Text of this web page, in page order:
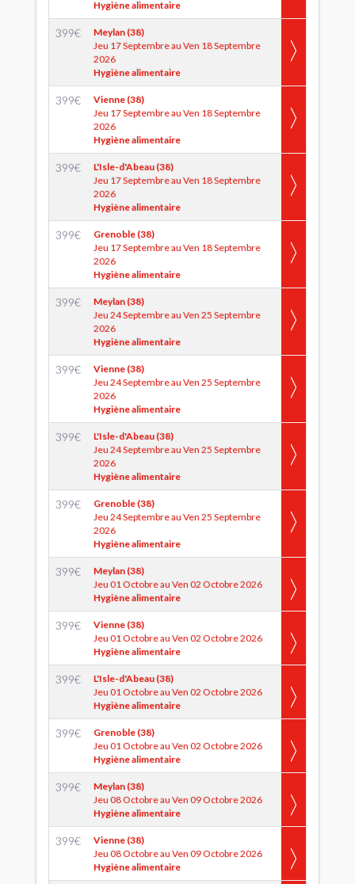
Hygiène alimentaire
399€
Meylan (38)
Jeu 17 Septembre au Ven 18 Septembre
2026
Hygiène alimentaire
399€
Vienne (38)
Jeu 17 Septembre au Ven 18 Septembre
2026
Hygiène alimentaire
399€
L'Isle-d'Abeau (38)
Jeu 17 Septembre au Ven 18 Septembre
2026
Hygiène alimentaire
399€
Grenoble (38)
Jeu 17 Septembre au Ven 18 Septembre
2026
Hygiène alimentaire
399€
Meylan (38)
Jeu 24 Septembre au Ven 25 Septembre
2026
Hygiène alimentaire
399€
Vienne (38)
Jeu 24 Septembre au Ven 25 Septembre
2026
Hygiène alimentaire
399€
L'Isle-d'Abeau (38)
Jeu 24 Septembre au Ven 25 Septembre
2026
Hygiène alimentaire
399€
Grenoble (38)
Jeu 24 Septembre au Ven 25 Septembre
2026
Hygiène alimentaire
399€
Meylan (38)
Jeu 01 Octobre au Ven 02 Octobre 2026
Hygiène alimentaire
399€
Vienne (38)
Jeu 01 Octobre au Ven 02 Octobre 2026
Hygiène alimentaire
399€
L'Isle-d'Abeau (38)
Jeu 01 Octobre au Ven 02 Octobre 2026
Hygiène alimentaire
399€
Grenoble (38)
Jeu 01 Octobre au Ven 02 Octobre 2026
Hygiène alimentaire
399€
Meylan (38)
Jeu 08 Octobre au Ven 09 Octobre 2026
Hygiène alimentaire
399€
Vienne (38)
Jeu 08 Octobre au Ven 09 Octobre 2026
Hygiène alimentaire